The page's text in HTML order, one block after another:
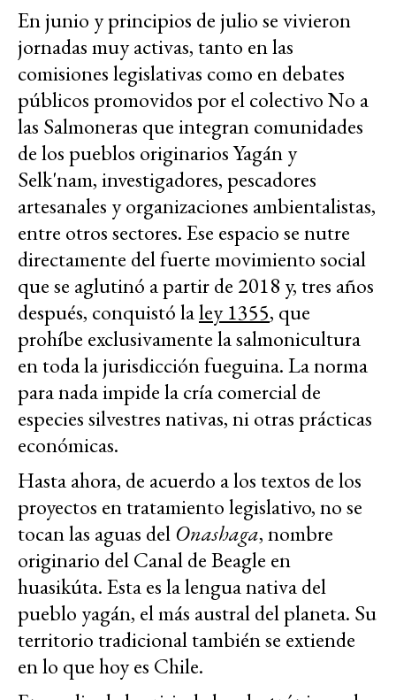
En junio y principios de julio se vivieron
jornadas muy activas, tanto en las
comisiones legislativas como en debates
públicos promovidos por el colectivo No a
las Salmoneras que integran comunidades
de los pueblos originarios Yagán y
Selk'nam, investigadores, pescadores
artesanales y organizaciones ambientalistas,
entre otros sectores. Ese espacio se nutre
directamente del fuerte movimiento social
que se aglutinó a partir de 2018 y, tres años
después, conquistó laley 1355, que
prohíbe exclusivamente la salmonicultura
en toda la jurisdicción fueguina. La norma
para nada impide la cría comercial de
especies silvestres nativas, ni otras prácticas
económicas.
Hasta ahora, de acuerdo a los textos de los
proyectos en tratamiento legislativo, no se
tocan las aguas del Onashaga, nombre
originario del Canal de Beagle en
huasikúta. Esta es la lengua nativa del
pueblo yagán, el más austral del planeta. Su
territorio tradicional también se extiende
en lo que hoy es Chile.